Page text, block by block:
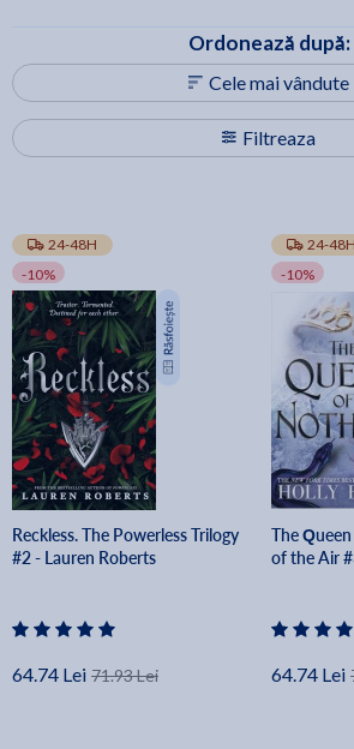
Filtreaza
Ordonează după:
Cele mai vândute
24-48H
-10%
Reckless. The Powerless Trilogy
#2 - Lauren Roberts
64.74 Lei 71.93 Lei
24-48H
-10%
The
of the Air
64.74 Lei